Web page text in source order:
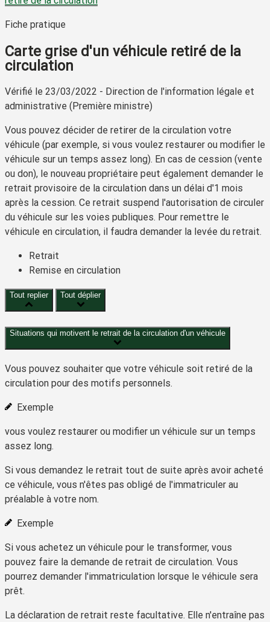
Fiche pratique
Carte grise d'un véhicule retiré de la
circulation
Vérifié le 23/03/2022 - Direction de l'information légale et
administrative (Première ministre)
Vous pouvez décider de retirer de la circulation votre
véhicule (par exemple, si vous voulez restaurer ou modifier le
véhicule sur un temps assez long). En cas de cession (vente
ou don), le nouveau propriétaire peut également demander le
retrait provisoire de la circulation dans un délai d'1 mois
après la cession. Ce retrait suspend l'autorisation de circuler
du véhicule sur les voies publiques. Pour remettre le
véhicule en circulation, il faudra demander la levée du retrait.
Retrait
Remise en circulation
Tout replier Tout déplier
Situations qui motivent le retrait de la circulation d'un véhicule
Vous pouvez souhaiter que votre véhicule soit retiré de la
circulation pour des motifs personnels.
Exemple
vous voulez restaurer ou modifier un véhicule sur un temps
assez long.
Si vous demandez le retrait tout de suite après avoir acheté
ce véhicule, vous n'êtes pas obligé de l'immatriculer au
préalable à votre nom.
Exemple
Si vous achetez un véhicule pour le transformer, vous
pouvez faire la demande de retrait de circulation. Vous
pourrez demander l'immatriculation lorsque le véhicule sera
prêt.
La déclaration de retrait reste facultative. Elle n'entraîne pas